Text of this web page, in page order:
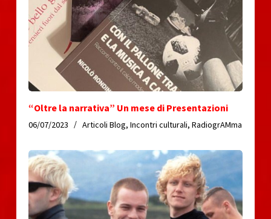
“Oltre la narrativa” Un mese di Presentazioni
06/07/2023 Articoli Blog, Incontri culturali, RadiogrAMma